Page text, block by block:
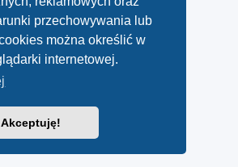
przechowywania lub
można określić w
internetowej.
Akceptuję!